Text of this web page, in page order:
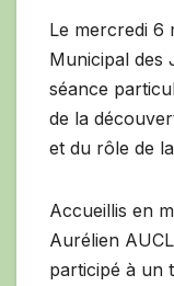
Le mercredi 6
Municipal des
séance
de la
et du rôle de la
Accueillis en
Aurélien
participé à un